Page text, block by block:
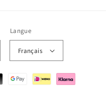
Langue
Français